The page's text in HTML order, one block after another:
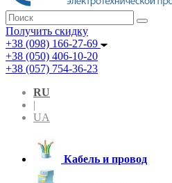
Получить скидку
+38 (098) 166-27-69
+38 (050) 406-10-20
+38 (057) 754-36-23
RU
|
UA
Кабель и провод